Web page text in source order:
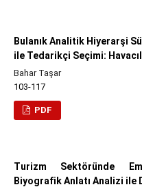
Bulanık Analitik Hiyerarşi
ile Tedarikçi Seçimi:
Bahar Taşar
103-117
PDF
Turizm Sektöründe
Biyografik Anlatı Analizi ile